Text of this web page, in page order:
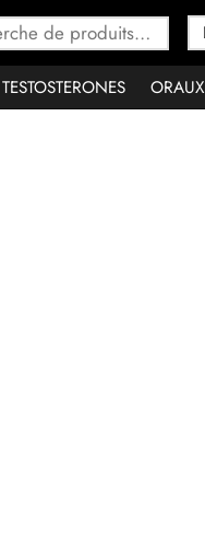
Recherche
pour :
TESTOSTERONES ORAUX